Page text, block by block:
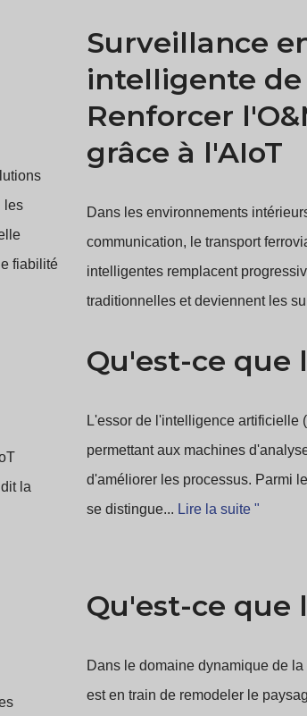
les
fiabilité
Surveillance
intelligente
Renforcer
grâce à l'AIoT
Dans les environnements
communication, le transport
intelligentes remplacent
traditionnelles et deviennent les
la
Qu'est-ce que
L'essor de l'intelligence artificielle
permettant aux machines
d'améliorer les processus. Parmi
se distingue... Lire la suite "
Qu'est-ce que
Dans le domaine dynamique de
est en train de remodeler le